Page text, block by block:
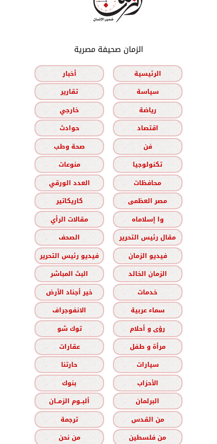
الزمان صحيفة مصرية
الرئيسية
أخبار
سياسة
تقارير
رياضة
خارجي
اقتصاد
حوادث
فن
صحة وطب
تكنولوجيا
منوعات
محافظات
العدد الورقي
مصر العظمى
كاريكاتير
وا إسلاماه
مقالات الرأي
مقال رئيس التحرير
الصحف
فيديو الزمان
فيديو رئيس التحرير
الزمان الخالد
البث المباشر
خدمات
خير أجناد الأرض
سماء عربية
الانفوجراف
رؤى و أحلام
توك شو
مرأة و طفل
عقارات
سيارات
حارتنا
الأحزاب
بنوك
البرلمان
ألبــوم الزمــان
من القدس
ترجمة
من فلسطين
من نحن